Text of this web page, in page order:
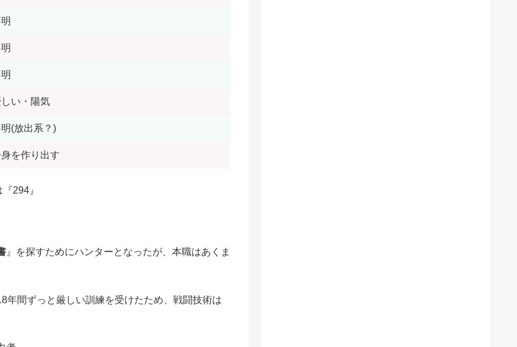
い・陽気
(放出系？)
を作り出す
294』
』を探すためにハンターとなったが、本職はあくま
年間ずっと厳しい訓練を受けたため、戦闘技術は